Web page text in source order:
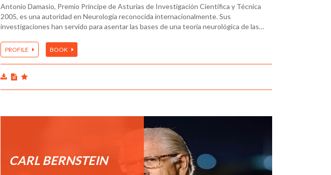
Antonio Damasio, Premio Príncipe de Asturias de Investigación Científica y Técnica
2005, es una autoridad en Neurología reconocida internacionalmente. Sus
investigaciones han servido para asentar las bases de una teoría neurológica de las…
PROFILE BOOK
CARL BERNSTEIN